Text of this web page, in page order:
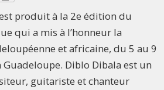
produit à la 2e édition du
qui a mis à l’honneur la
et africaine, du 5 au 9
Diblo Dibala est un
guitariste et chanteur